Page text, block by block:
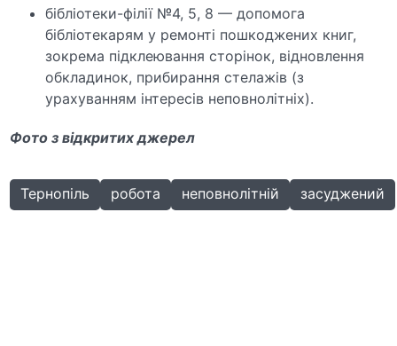
бібліотеки-філії №4, 5, 8 — допомога
бібліотекарям у ремонті пошкоджених книг,
зокрема підклеювання сторінок, відновлення
обкладинок, прибирання стелажів (з
урахуванням інтересів неповнолітніх).
Фото з відкритих джерел
Тернопіль робота неповнолітній засуджений